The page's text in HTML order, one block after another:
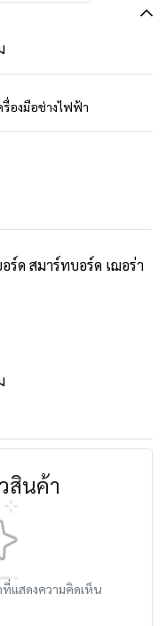
รื่องมือช่างไฟฟ้า
ร์ด สมาร์ทบอร์ด เฌอร่า
สินค้า
แสดงความคิดเห็น